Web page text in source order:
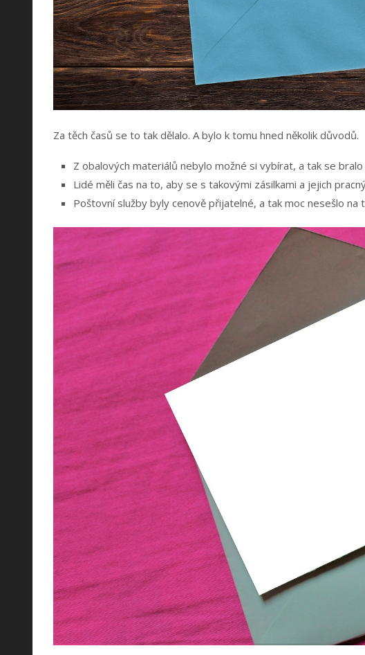
Za těch časů se to tak dělalo. A bylo k tomu hned několik důvodů.
Z obalových materiálů nebylo možné si vybírat, a tak se
Lidé měli čas na to, aby se s takovými zásilkami a jejich
Poštovní služby byly cenově přijatelné, a tak moc nesešlo na